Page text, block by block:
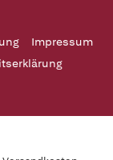
Impressum